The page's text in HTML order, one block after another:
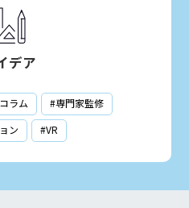
デア
ラム
#専門家監修
ン #VR